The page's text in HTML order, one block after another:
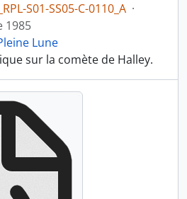
S01-SS05-C-0110_A ·
1985
Lune
sur la comète de Halley.